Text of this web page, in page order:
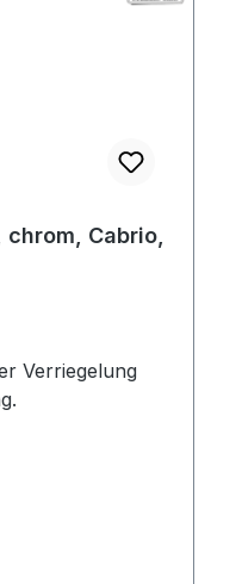
Cabrio,
Verriegelung